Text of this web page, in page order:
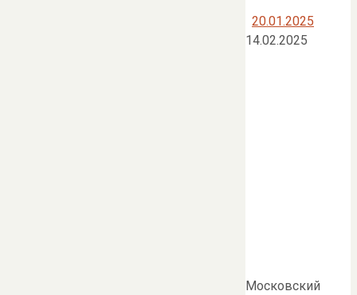
20.01.2025
14.02.2025
Московский